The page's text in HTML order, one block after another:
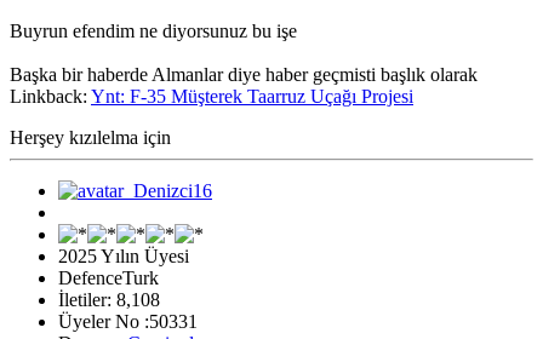
Buyrun efendim ne diyorsunuz bu işe
Başka bir haberde Almanlar diye haber geçmisti başlık olarak
Linkback: Ynt: F-35 Müşterek Taarruz Uçağı Projesi
Herşey kızılelma için
2025 Yılın Üyesi
DefenceTurk
İletiler: 8,108
Üyeler No :50331